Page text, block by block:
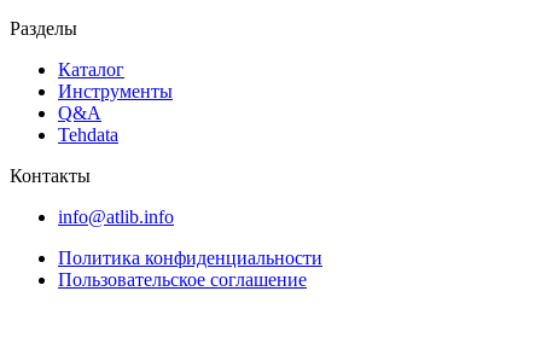
Разделы
Каталог
Инструменты
Q&A
Tehdata
Контакты
info@atlib.info
Политика конфиденциальности
Пользовательское соглашение